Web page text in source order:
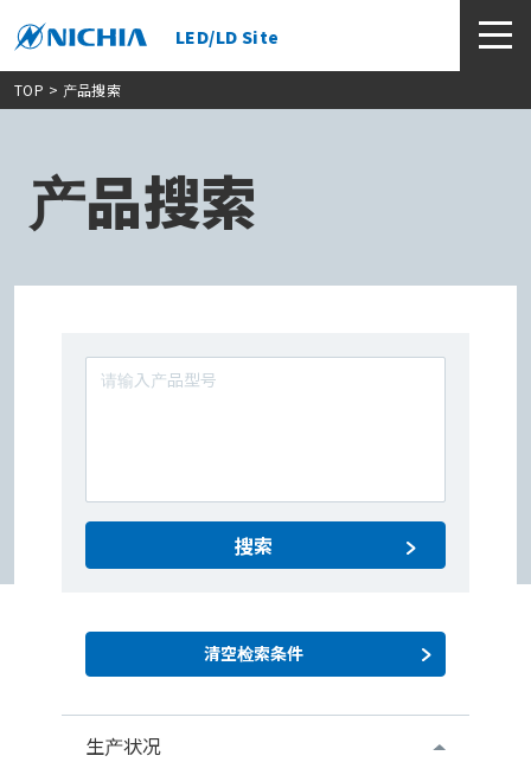
LED/LD Site
TOP > 产品搜索
产品搜索
搜索
生产状况